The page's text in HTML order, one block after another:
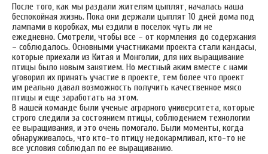
После того, как мы раздали жителям цыплят, началась наша
беспокойная жизнь. Пока они держали цыплят 10 дней дома под
лампами в коробках, мы ездили в поселок чуть ли не
ежедневно. Смотрели, чтобы все – от кормления до содержания
– соблюдалось. Основными участниками проекта стали кандасы,
которые приехали из Китая и Монголии, для них выращивание
птицы было новым занятием. Но местный аким вместе с нами
уговорил их принять участие в проекте, тем более что проект
им реально давал возможность получить качественное мясо
птицы и еще заработать на этом.
В нашей команде были ученые аграрного университета, которые
строго следили за состоянием птицы, соблюдением технологии
ее выращивания, и это очень помогало. Были моменты, когда
обнаруживалось, что кто-то птицу недокармливал, кто-то не
все условия соблюдал по ее выращиванию.